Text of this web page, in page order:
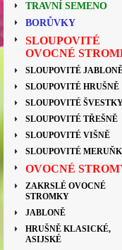
TRAVNÍ SEMENO
BORŮVKY
SLOUPOVITÉ
OVOCNÉ
SLOUPOVITÉ
SLOUPOVITÉ HRUŠNĚ
SLOUPOVITÉ
SLOUPOVITÉ TŘEŠNĚ
SLOUPOVITÉ VIŠNĚ
SLOUPOVITÉ
OVOCNÉ
ZAKRSLÉ OVOCNÉ
STROMKY
JABLONĚ
HRUŠNĚ KLASICKÉ,
ASIJSKÉ